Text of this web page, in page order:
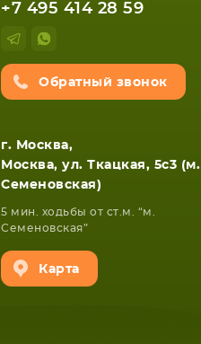
+7 495 414 28 59
Обратный звонок
г. Москва,
Москва, ул. Ткацкая, 5с3 (м.
Семеновская)
5 мин. ходьбы от ст.м. “м.
Семеновская”
Карта